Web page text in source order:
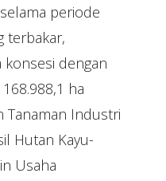
periode
terbakar,
konsesi dengan
ha
Tanaman Industri
Hutan Kayu-
Usaha